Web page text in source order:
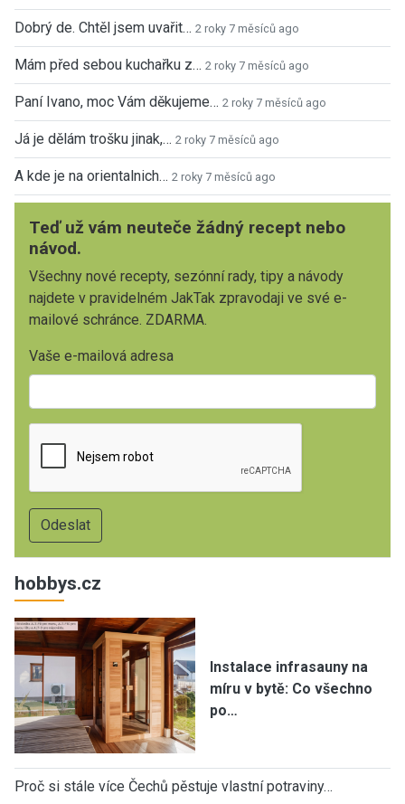
Dobrý de. Chtěl jsem uvařit… 2 roky 7 měsíců ago
Mám před sebou kuchařku z… 2 roky 7 měsíců ago
Paní Ivano, moc Vám děkujeme… 2 roky 7 měsíců ago
Já je dělám trošku jinak,… 2 roky 7 měsíců ago
A kde je na orientalnich… 2 roky 7 měsíců ago
Teď už vám neuteče žádný recept nebo
návod.
Všechny nové recepty, sezónní rady, tipy a návody
najdete v pravidelném JakTak zpravodaji ve své e-
mailové schránce. ZDARMA.
Vaše e-mailová adresa
hobbys.cz
Instalace infrasauny na
míru v bytě: Co všechno
po…
Proč si stále více Čechů pěstuje vlastní potraviny…